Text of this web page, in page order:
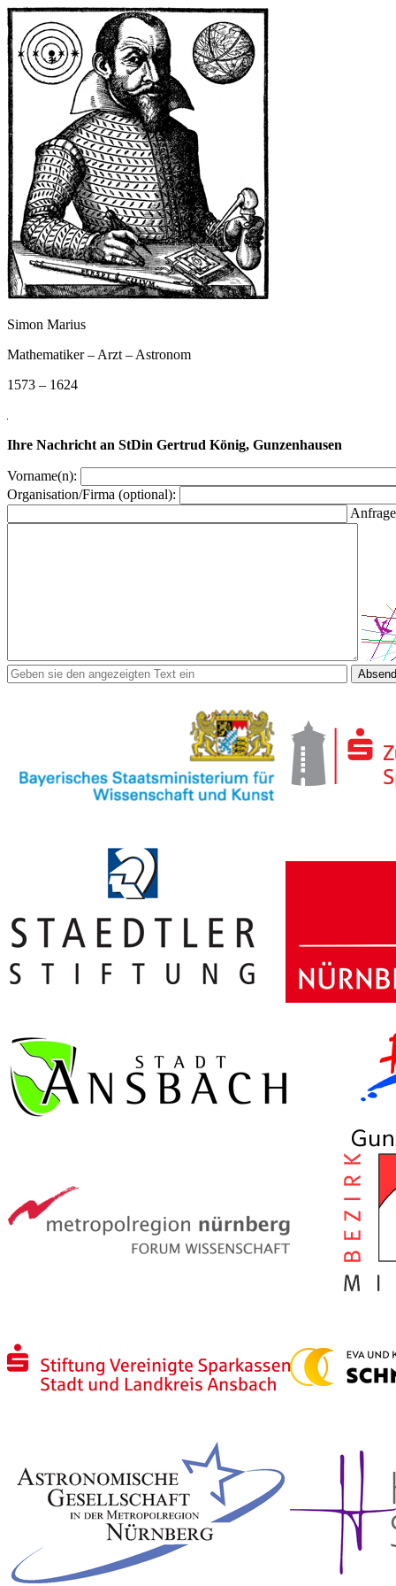
Simon Marius
Mathematiker – Arzt – Astronom
1573 – 1624
Ihre Nachricht an StDin Gertrud König, Gunzenhausen
Vorname(n):
Organisation/Firma (optional):